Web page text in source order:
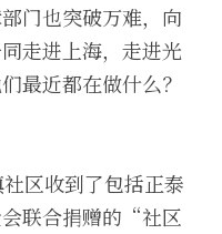
门也突破万难，向
走进上海，走进光
最近都在做什么？
区收到了包括正泰
联合捐赠的“社区